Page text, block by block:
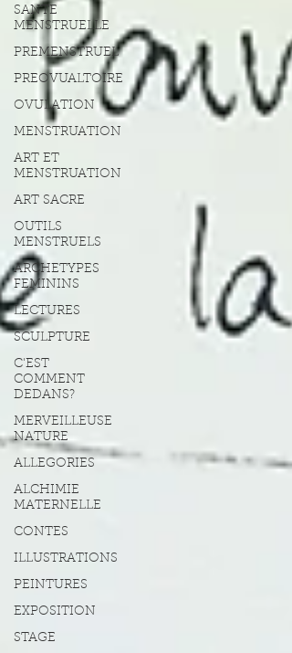
SANTE
MENSTRUELLE
PREMENSTRUEL
PREOVUALTOIRE
OVULATION
MENSTRUATION
ART ET
MENSTRUATION
ART SACRE
OUTILS
MENSTRUELS
ARCHETYPES
FEMININS
LECTURES
SCULPTURE
C'EST
COMMENT
DEDANS?
MERVEILLEUSE
NATURE
ALLEGORIES
ALCHIMIE
MATERNELLE
CONTES
ILLUSTRATIONS
PEINTURES
EXPOSITION
STAGE